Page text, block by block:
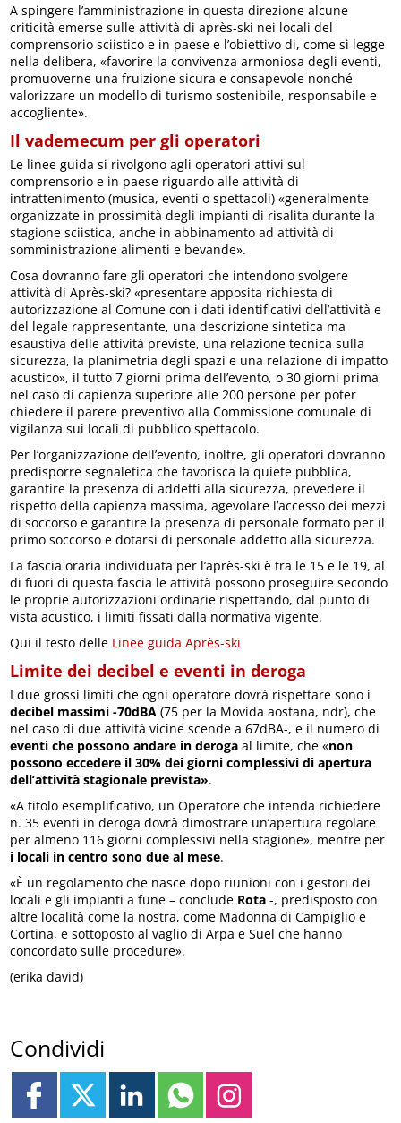
A spingere l’amministrazione in questa direzione alcune
criticità emerse sulle attività di après-ski nei locali del
comprensorio sciistico e in paese e l’obiettivo di, come si legge
nella delibera, «favorire la convivenza armoniosa degli eventi,
promuoverne una fruizione sicura e consapevole nonché
valorizzare un modello di turismo sostenibile, responsabile e
accogliente».
Il vademecum per gli operatori
Le linee guida si rivolgono agli operatori attivi sul
comprensorio e in paese riguardo alle attività di
intrattenimento (musica, eventi o spettacoli) «generalmente
organizzate in prossimità degli impianti di risalita durante la
stagione sciistica, anche in abbinamento ad attività di
somministrazione alimenti e bevande».
Cosa dovranno fare gli operatori che intendono svolgere
attività di Après-ski? «presentare apposita richiesta di
autorizzazione al Comune con i dati identificativi dell’attività e
del legale rappresentante, una descrizione sintetica ma
esaustiva delle attività previste, una relazione tecnica sulla
sicurezza, la planimetria degli spazi e una relazione di impatto
acustico», il tutto 7 giorni prima dell’evento, o 30 giorni prima
nel caso di capienza superiore alle 200 persone per poter
chiedere il parere preventivo alla Commissione comunale di
vigilanza sui locali di pubblico spettacolo.
Per l’organizzazione dell’evento, inoltre, gli operatori dovranno
predisporre segnaletica che favorisca la quiete pubblica,
garantire la presenza di addetti alla sicurezza, prevedere il
rispetto della capienza massima, agevolare l’accesso dei mezzi
di soccorso e garantire la presenza di personale formato per il
primo soccorso e dotarsi di personale addetto alla sicurezza.
La fascia oraria individuata per l’après-ski è tra le 15 e le 19, al
di fuori di questa fascia le attività possono proseguire secondo
le proprie autorizzazioni ordinarie rispettando, dal punto di
vista acustico, i limiti fissati dalla normativa vigente.
Qui il testo delle Linee guida Après-ski
Limite dei decibel e eventi in deroga
I due grossi limiti che ogni operatore dovrà rispettare sono i
decibel massimi -70dBA (75 per la Movida aostana, ndr), che
nel caso di due attività vicine scende a 67dBA-, e il numero di
eventi che possono andare in deroga al limite, che «non
possono eccedere il 30% dei giorni complessivi di apertura
dell’attività stagionale prevista».
«A titolo esemplificativo, un Operatore che intenda richiedere
n. 35 eventi in deroga dovrà dimostrare un’apertura regolare
per almeno 116 giorni complessivi nella stagione», mentre per
i locali in centro sono due al mese.
«È un regolamento che nasce dopo riunioni con i gestori dei
locali e gli impianti a fune – conclude Rota-, predisposto con
altre località come la nostra, come Madonna di Campiglio e
Cortina, e sottoposto al vaglio di Arpa e Suel che hanno
concordato sulle procedure».
(erika david)
Condividi